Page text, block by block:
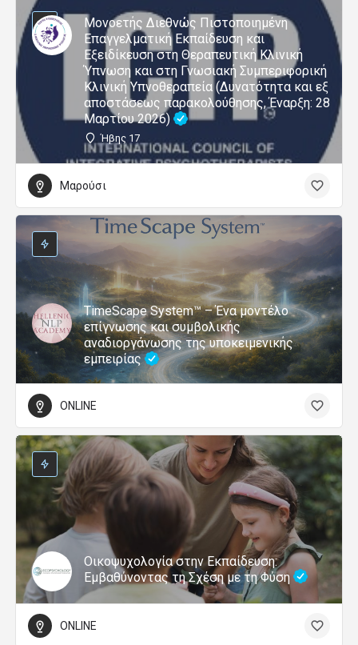
Μονοετής Διεθνώς Πιστοποιημένη
Επαγγελματική Εκπαίδευση και
Εξειδίκευση στη Θεραπευτική Κλινική
Ύπνωση και στη Γνωσιακή Συμπεριφορική
Κλινική Υπνοθεραπεία (Δυνατότητα και εξ
αποστάσεως παρακολούθησης, Έναρξη: 28
Μαρτίου 2026)
Ήβης 17
Μαρούσι
TimeScape System™ – Ένα μοντέλο
επίγνωσης και συμβολικής
αναδιοργάνωσης της υποκειμενικής
εμπειρίας
ONLINE
Οικοψυχολογία στην Εκπαίδευση:
Εμβαθύνοντας τη Σχέση με τη Φύση
ONLINE